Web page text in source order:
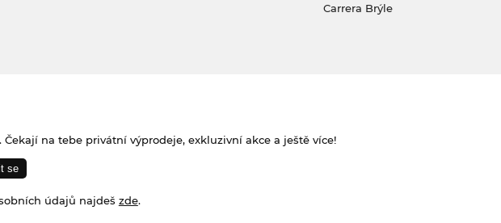
Carrera Brýle
na tebe privátní výprodeje, exkluzivní akce a ještě více!
údajů najdeš zde.